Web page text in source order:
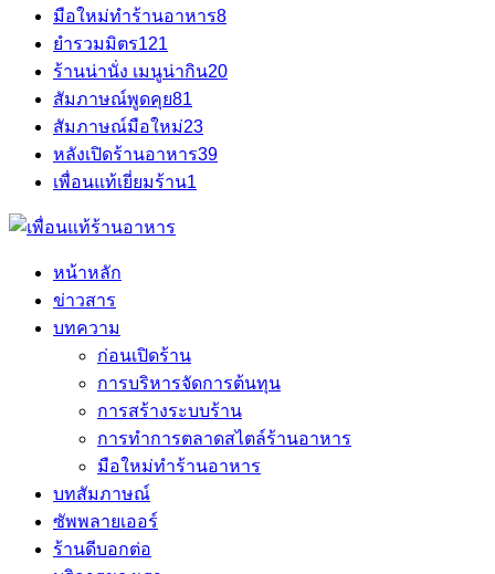
มือใหม่ทำร้านอาหาร8
ยำรวมมิตร121
ร้านน่านั่ง เมนูน่ากิน20
สัมภาษณ์พูดคุย81
สัมภาษณ์มือใหม่23
หลังเปิดร้านอาหาร39
เพื่อนแท้เยี่ยมร้าน1
หน้าหลัก
ข่าวสาร
บทความ
ก่อนเปิดร้าน
การบริหารจัดการต้นทุน
การสร้างระบบร้าน
การทำการตลาดสไตล์ร้านอาหาร
มือใหม่ทำร้านอาหาร
บทสัมภาษณ์
ซัพพลายเออร์
ร้านดีบอกต่อ